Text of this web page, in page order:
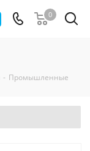
0
- Промышленные